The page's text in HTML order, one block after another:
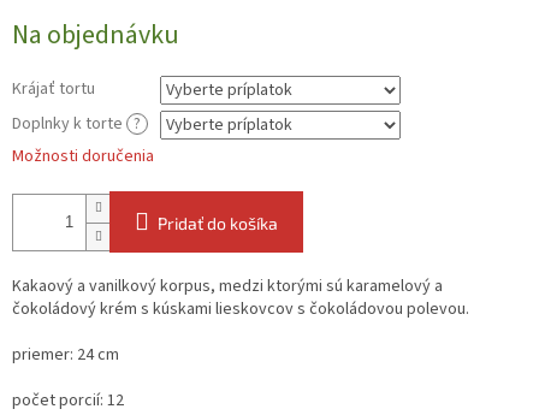
cena:
Na objednávku
Krájať tortu
Doplnky k torte ?
Možnosti doručenia
Pridať do košíka
Kakaový a vanilkový korpus, medzi ktorými sú karamelový a
čokoládový krém s kúskami lieskovcov s čokoládovou polevou.
priemer: 24 cm
počet porcií: 12